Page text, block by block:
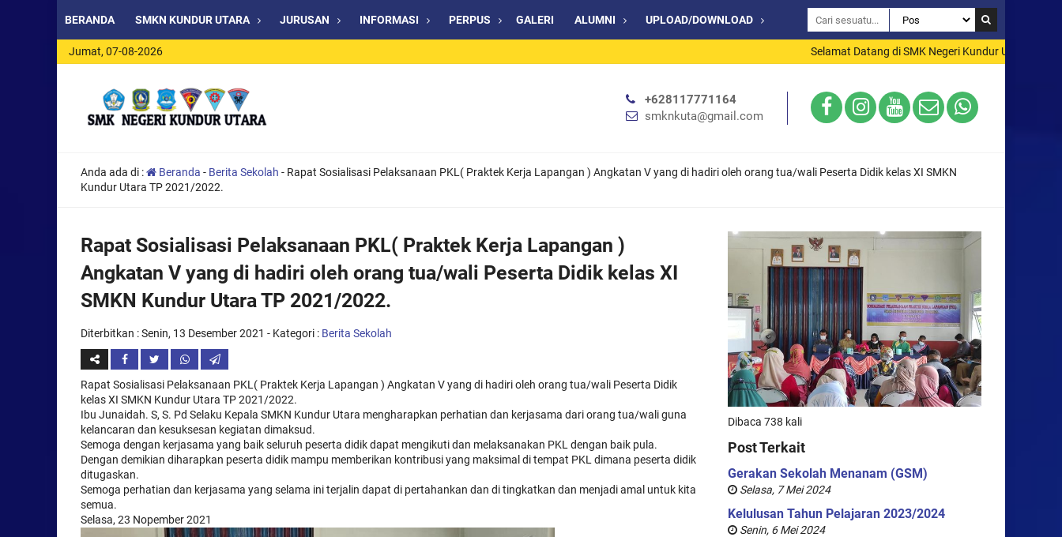
BERANDA SMKN KUNDUR UTARA JURUSAN INFORMASI PERPUS GALERI ALUMNI UPLOAD/DOWNLOAD
Jumat, 07-08-2026 Selamat Datang di SMK Negeri Kundur Utara
+628117771164
smknkuta@gmail.com
Anda ada di : Beranda - Berita Sekolah - Rapat Sosialisasi Pelaksanaan PKL( Praktek Kerja Lapangan ) Angkatan V yang di hadiri oleh orang tua/wali Peserta Didik kelas XI SMKN
Kundur Utara TP 2021/2022.
Rapat Sosialisasi Pelaksanaan PKL( Praktek Kerja Lapangan )
Angkatan V yang di hadiri oleh orang tua/wali Peserta Didik kelas XI
SMKN Kundur Utara TP 2021/2022.
Diterbitkan :Senin, 13 Desember 2021 - Kategori : Berita Sekolah
Rapat Sosialisasi Pelaksanaan PKL( Praktek Kerja Lapangan ) Angkatan V yang di hadiri oleh orang tua/wali Peserta Didik
kelas XI SMKN Kundur Utara TP 2021/2022.
Ibu Junaidah. S, S. Pd Selaku Kepala SMKN Kundur Utara mengharapkan perhatian dan kerjasama dari orang tua/wali guna
kelancaran dan kesuksesan kegiatan dimaksud.
Semoga dengan kerjasama yang baik seluruh peserta didik dapat mengikuti dan melaksanakan PKL dengan baik pula.
Dengan demikian diharapkan peserta didik mampu memberikan kontribusi yang maksimal di tempat PKL dimana peserta didik
ditugaskan.
Semoga perhatian dan kerjasama yang selama ini terjalin dapat di pertahankan dan di tingkatkan dan menjadi amal untuk kita
semua.
Selasa, 23 Nopember 2021
Dibaca 738 kali
Post Terkait
Gerakan Sekolah Menanam (GSM)
Selasa, 7 Mei 2024
Kelulusan Tahun Pelajaran 2023/2024
Senin, 6 Mei 2024